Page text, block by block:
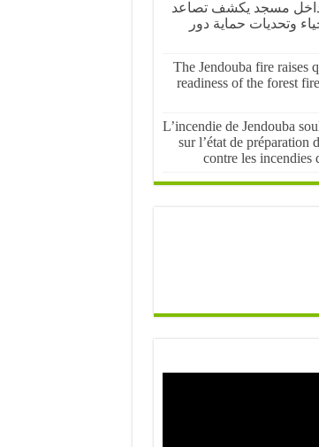
داخل مسجد يكشف تصاعد
وتحديات حماية دور
The Jendouba fire raises
readiness of the forest
L’incendie de Jendouba
sur l’état de préparation
contre les incendies